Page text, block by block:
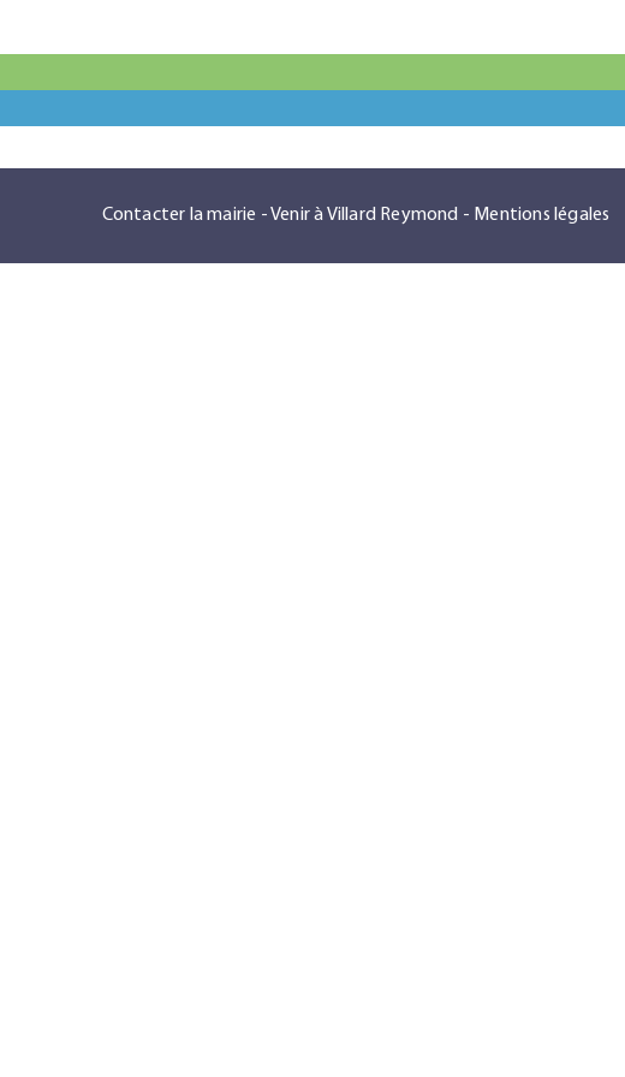
Contacter la mairie -Venir à Villard Reymond - Mentions légales